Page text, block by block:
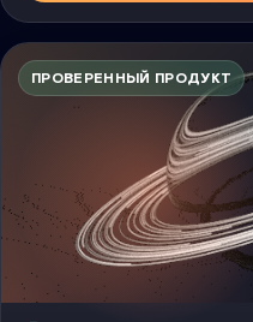
ПРОВЕРЕННЫЙ ПРОДУКТ